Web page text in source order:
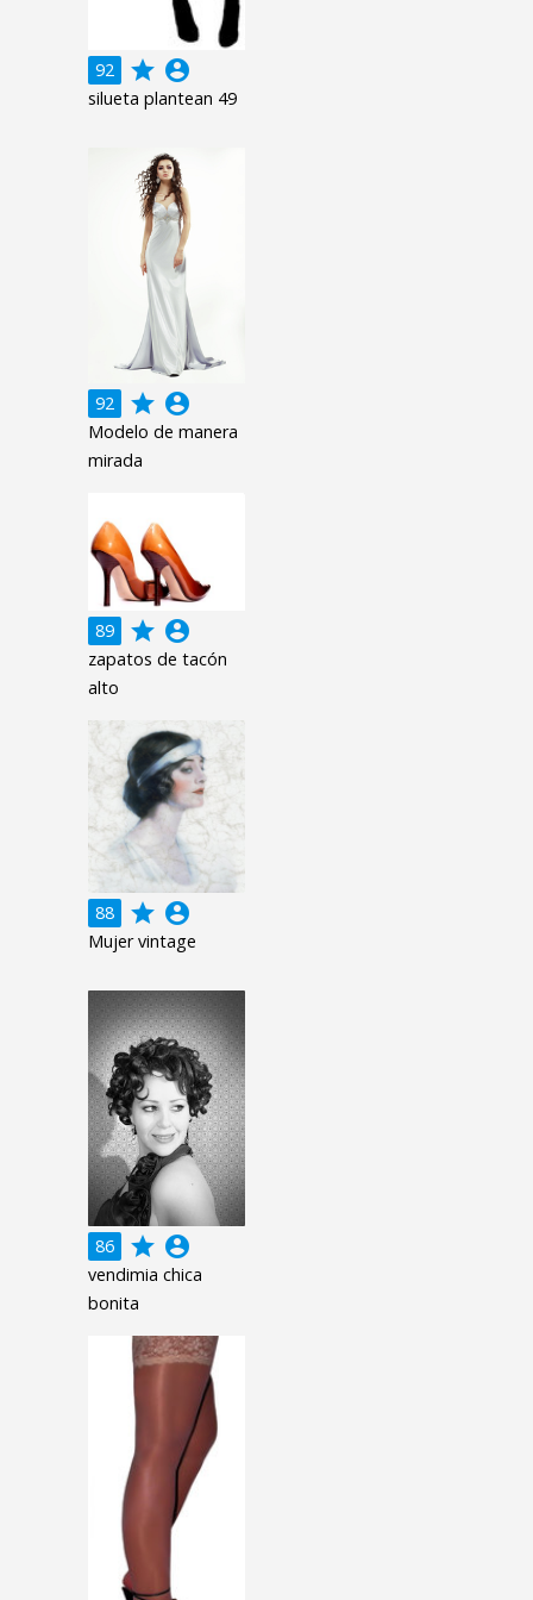
92 grade account_circle
silueta plantean 49
92 grade account_circle
Modelo de manera
mirada
89 grade account_circle
zapatos de tacón
alto
88 grade account_circle
Mujer vintage
86 grade account_circle
vendimia chica
bonita